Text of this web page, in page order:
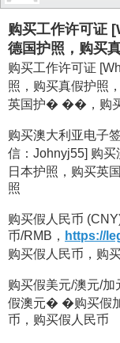
购买工作许可证
德国护照，购买
购买工作许可证
照，购买真假护照
英国护� ��，购买
购买澳大利亚电子
信：Johnyj55] 购
日本护照，购买
照
购买假人民币
币/RMB， https://
购买假人民币，
购买假美元/澳元/
假澳元� �购买假
币，购买假人民币